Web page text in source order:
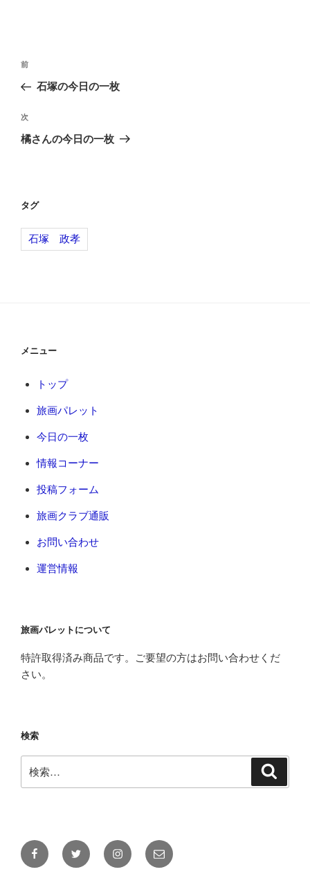
投
ナ
ビ
ゲ
ン
前
の
稿
前
石塚の今日の一枚
次
の
次
橘さんの今日の一枚
タグ
石塚 政孝
メニュー
トップ
旅画パレット
今日の一枚
情報コーナー
投稿フォーム
旅画クラブ通販
お問い合わせ
運営情報
旅画パレットについて
特許取得済み商品です。ご要望の方はお問い合わせくだ
さい。
検索
索:
FacebookTwitter Instagramメ
ー